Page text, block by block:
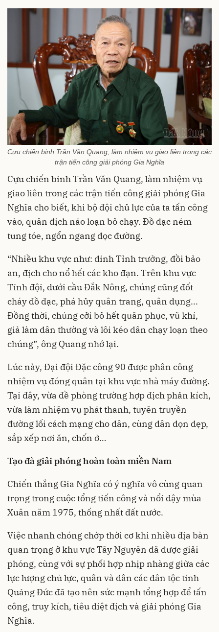
Cựu chiến binh Trần Văn Quang, làm nhiệm vụ giao liên trong các
trận tiến công giải phóng Gia Nghĩa
Cựu chiến binh Trần Văn Quang, làm nhiệm vụ
giao liên trong các trận tiến công giải phóng Gia
Nghĩa cho biết, khi bộ đội chủ lực của ta tấn công
vào, quân địch náo loạn bỏ chạy. Đồ đạc ném
tung tóe, ngổn ngang dọc đường.
“Nhiều khu vực như: dinh Tỉnh trưởng, đồi bảo
an, địch cho nổ hết các kho đạn. Trên khu vực
Tỉnh đội, dưới cầu Đắk Nông, chúng cũng đốt
cháy đồ đạc, phá hủy quân trang, quân dụng...
Đồng thời, chúng cởi bỏ hết quân phục, vũ khí,
giả làm dân thường và lôi kéo dân chạy loạn theo
chúng”, ông Quang nhớ lại.
Lúc này, Đại đội Đặc công 90 được phân công
nhiệm vụ đóng quân tại khu vực nhà máy đường.
Tại đây, vừa đề phòng trường hợp địch phản kích,
vừa làm nhiệm vụ phát thanh, tuyên truyền
đường lối cách mạng cho dân, cùng dân dọn dẹp,
sắp xếp nơi ăn, chốn ở…
Tạo đà giải phóng hoàn toàn miền Nam
Chiến thắng Gia Nghĩa có ý nghĩa vô cùng quan
trọng trong cuộc tổng tiến công và nổi dậy mùa
Xuân năm 1975, thống nhất đất nước.
Việc nhanh chóng chớp thời cơ khi nhiều địa bàn
quan trọng ở khu vực Tây Nguyên đã được giải
phóng, cùng với sự phối hợp nhịp nhàng giữa các
lực lượng chủ lực, quân và dân các dân tộc tỉnh
Quảng Đức đã tạo nên sức mạnh tổng hợp để tấn
công, truy kích, tiêu diệt địch và giải phóng Gia
Nghĩa.